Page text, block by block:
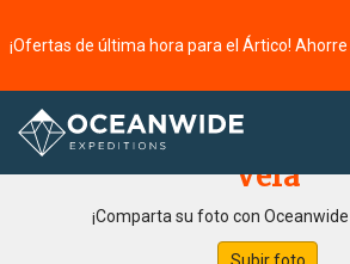
Página principal
Vela
¡Comparta su foto con